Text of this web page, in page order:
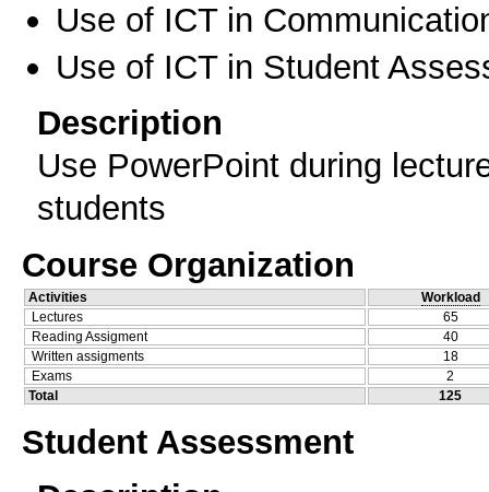
Use of ICT in
Use of ICT in Student
Description
Use PowerPoint during
students
Course Organization
Activities
Workload
Lectures
65
Reading Assigment
40
Written assigments
18
Exams
2
Total
125
Student Assessment